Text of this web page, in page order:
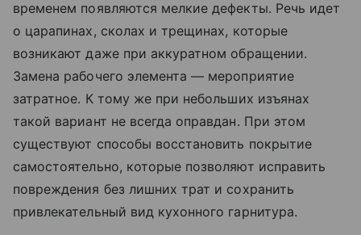
временем появляются мелкие дефекты. Речь идет
о царапинах, сколах и трещинах, которые
возникают даже при аккуратном обращении.
Замена рабочего элемента — мероприятие
затратное. К тому же при небольших изъянах
такой вариант не всегда оправдан. При этом
существуют способы восстановить покрытие
самостоятельно, которые позволяют исправить
повреждения без лишних трат и сохранить
привлекательный вид кухонного гарнитура.